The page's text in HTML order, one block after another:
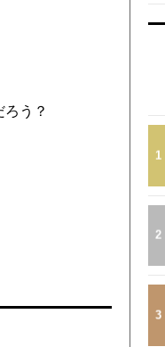
う？
1
2
3